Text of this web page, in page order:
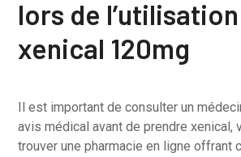
lors de
xenical 120mg
Il est important de consulter un
avis médical avant de prendre xenical,
trouver une pharmacie en ligne offrant